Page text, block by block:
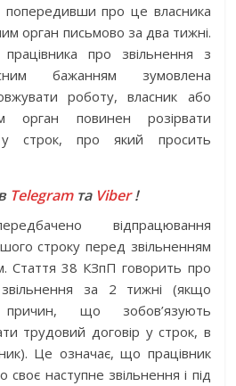
попередивши про це власника
орган письмово за два тижні.
про звільнення з
бажанням зумовлена
роботу, власник або
орган повинен розірвати
у строк, про який просить
Telegramта Viber!
відпрацювання
строку перед звільненням
Стаття 38 КЗпП говорить про
за 2 тижні (якщо
що зобов’язують
трудовий договір у строк, в
Це означає, що працівник
наступне звільнення і під